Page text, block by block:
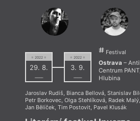
= 2022 =
29. 8.
––––
= 2022 =
3. 9.
––––
Festival
Ostrava –
Centrum
Hlubina
Jaroslav Rudiš, Bianca Bellová, Stanislav
Petr Borkovec, Olga Stehlíková, Radek Malý,
Jan Bělíček, Tim Postovit, Pavel Klusák